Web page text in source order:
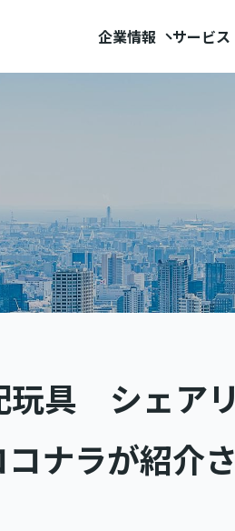
企業情報 サービス
玩具 シェアリ
ナラが紹介さ